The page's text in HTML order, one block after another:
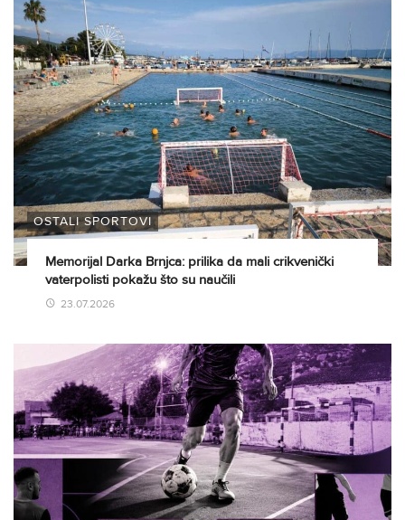
OSTALI SPORTOVI
Memorijal Darka Brnjca: prilika da mali crikvenički
vaterpolisti pokažu što su naučili
23.07.2026